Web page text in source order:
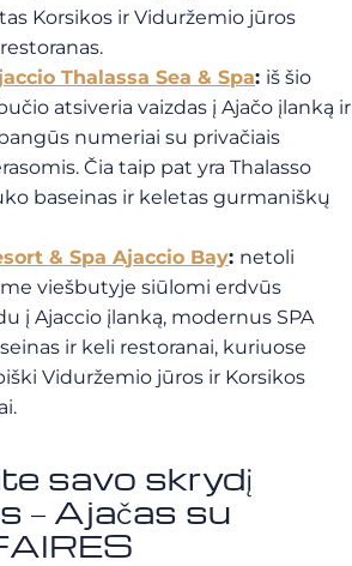
Korsikos ir Viduržemio jūros
Thalassa Sea & Spa: iš šio
atsiveria vaizdas į Ajačo įlanką ir
numeriai su privačiais
Čia taip pat yra Thalasso
baseinas ir keletas gurmaniškų
& Spa Ajaccio Bay: netoli
viešbutyje siūlomi erdvūs
į Ajaccio įlanką, modernus SPA
ir keli restoranai, kuriuose
Viduržemio jūros ir Korsikos
savo skrydį
– Ajačas su